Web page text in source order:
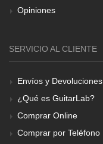
Opiniones
SERVICIO AL CLIENTE
Envíos y Devoluciones
¿Qué es GuitarLab?
Comprar Online
Comprar por Teléfono